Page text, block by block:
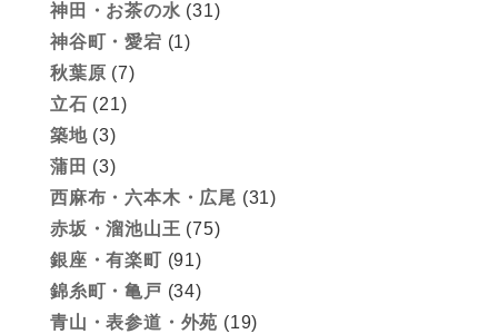
神田・お茶の水 (31)
神谷町・愛宕 (1)
秋葉原 (7)
立石 (21)
築地(3)
蒲田 (3)
西麻布・六本木・広尾 (31)
赤坂・溜池山王 (75)
銀座・有楽町 (91)
錦糸町・亀戸 (34)
青山・表参道・外苑 (19)